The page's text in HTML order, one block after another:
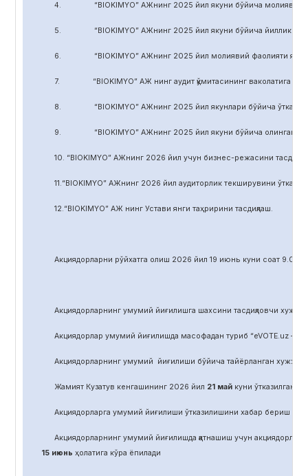
4. “BIOKIMYO” АЖнинг 2025 йил якуни бўйича молиявий-
5. “BIOKIMYO” АЖнинг 2025 йил якуни бўйича йиллик
6. “BIOKIMYO” АЖнинг 2025 йил молиявий фаолияти якуни
7. “BIOKIMYO” АЖ нинг аудит қўмитасининг ваколатига
8. “BIOKIMYO” АЖнинг 2025 йил якунлари бўйича
9. “BIOKIMYO” АЖнинг 2025 йил якуни бўйича олинган соф
10. “BIOKIMYO” АЖнинг 2026 йил учун бизнес-режасини
11.“BIOKIMYO” АЖнинг 2026 йил аудиторлик текширувини
12.“BIOKIMYO” АЖ нинг Устави янги таҳририни тасдиқлаш.
Акциядорларни рўйхатга олиш 2026 йил 19 июнь куни соат 9.00
Акциядорларнинг умумий йиғилишга шахсини тасдиқловчи
Акциядорлар умумий йиғилишда масофадан туриб “eVOTE.uz –
Акциядорларнинг умумий йиғилиши бўйича тайёрланган
Жамият Кузатув кенгашининг 2026 йил 21 майкуни ўтказилган
Акциядорларга умумий йиғилиши ўтказилишини хабар бериш
Акциядорларнинг умумий йиғилишда қатнашиш учун акциядорлар
15 июнь ҳолатига кўра ёпилади